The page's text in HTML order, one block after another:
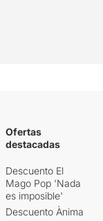
Ofertas
destacadas
Descuento El
Mago Pop 'Nada
es imposible'
Descuento Ànima